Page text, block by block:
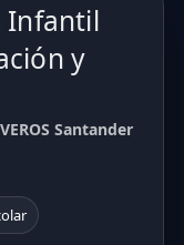
Infantil
y
Santander